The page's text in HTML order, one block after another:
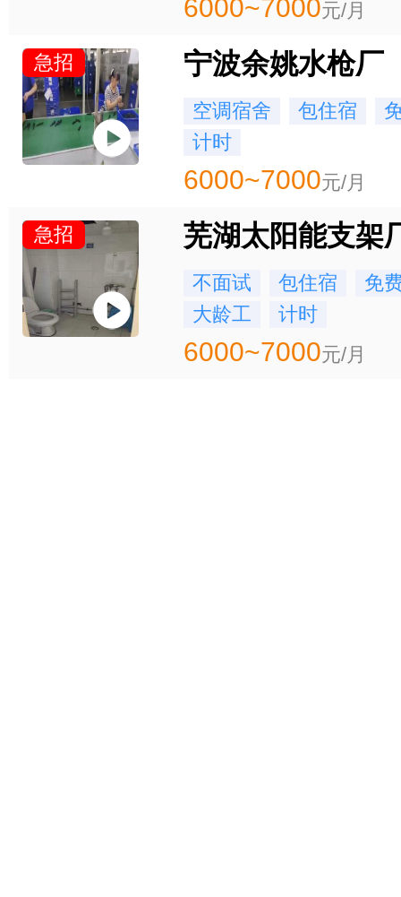
6000~7000元/月
急招 宁波余姚水枪厂
空调宿舍 包住宿
计时
6000~7000元/月
急招 芜湖太阳能支架
不面试 包住宿
免
大龄工
计时
6000~7000元/月